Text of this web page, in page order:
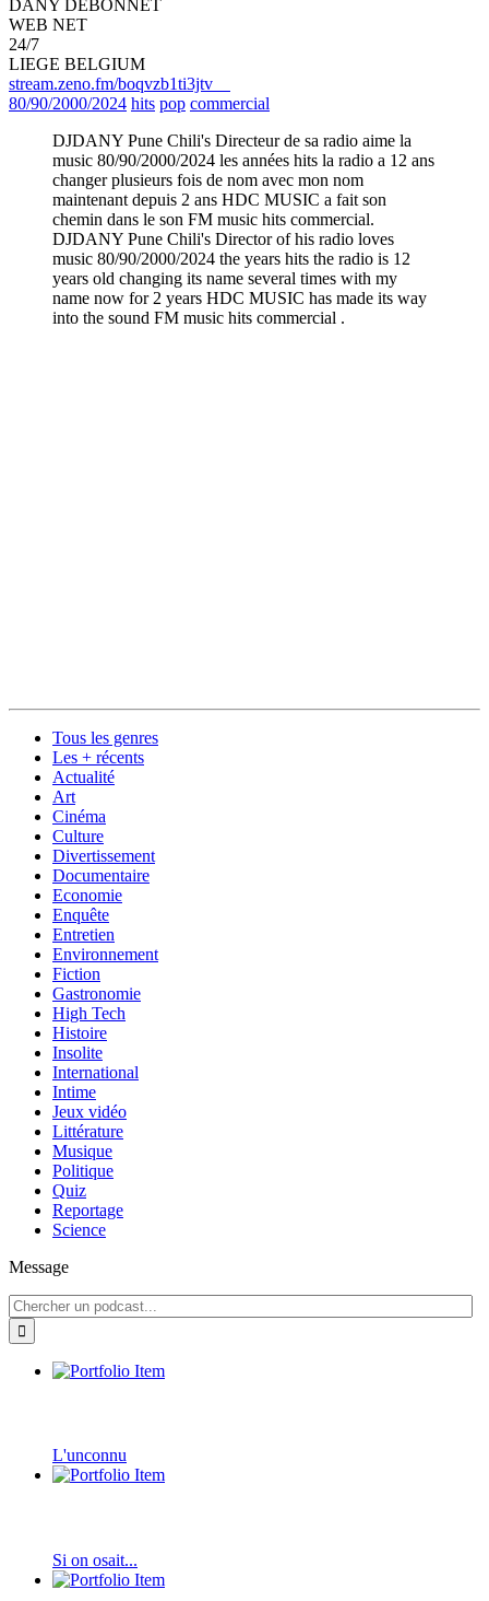
DANY DEBONNET
WEB NET
24/7
LIEGE BELGIUM
stream.zeno.fm/boqvzb1ti3jtv
80/90/2000/2024 hits pop commercial
DJDANY Pune Chili's Directeur de sa radio aime la
music 80/90/2000/2024 les années hits la radio a 12 ans
changer plusieurs fois de nom avec mon nom
maintenant depuis 2 ans HDC MUSIC a fait son
chemin dans le son FM music hits commercial.
DJDANY Pune Chili's Director of his radio loves
music 80/90/2000/2024 the years hits the radio is 12
years old changing its name several times with my
name now for 2 years HDC MUSIC has made its way
into the sound FM music hits commercial .
Tous les genres
Les + récents
Actualité
Art
Cinéma
Culture
Divertissement
Documentaire
Economie
Enquête
Entretien
Environnement
Fiction
Gastronomie
High Tech
Histoire
Insolite
International
Intime
Jeux vidéo
Littérature
Musique
Politique
Quiz
Reportage
Science
Message
L'unconnu
Si on osait...